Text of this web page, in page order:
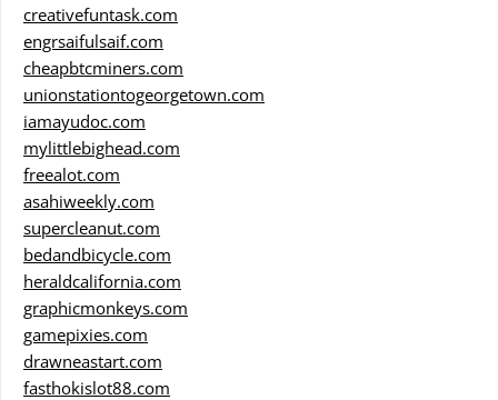
creativefuntask.com
engrsaifulsaif.com
cheapbtcminers.com
unionstationtogeorgetown.com
iamayudoc.com
mylittlebighead.com
freealot.com
asahiweekly.com
supercleanut.com
bedandbicycle.com
heraldcalifornia.com
graphicmonkeys.com
gamepixies.com
drawneastart.com
fasthokislot88.com